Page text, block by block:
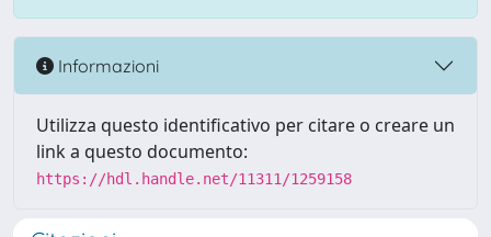
Informazioni
Utilizza questo identificativo per citare o creare un
link a questo documento:
https://hdl.handle.net/11311/1259158